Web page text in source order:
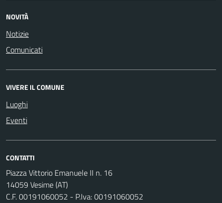
NOVITÀ
Notizie
Comunicati
VIVERE IL COMUNE
Luoghi
Eventi
CONTATTI
Piazza Vittorio Emanuele II n. 16
14059 Vesime (AT)
C.F. 00191060052 - P.Iva: 00191060052